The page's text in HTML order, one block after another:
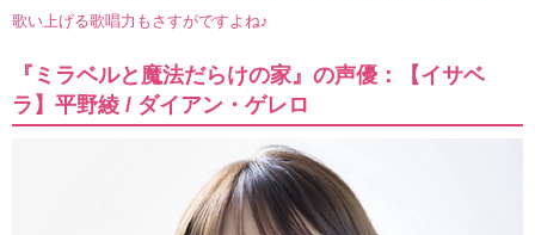
歌い上げる歌唱力もさすがですよね♪
『ミラベルと魔法だらけの家』の声優：【イサベ
ラ】平野綾 / ダイアン・ゲレロ